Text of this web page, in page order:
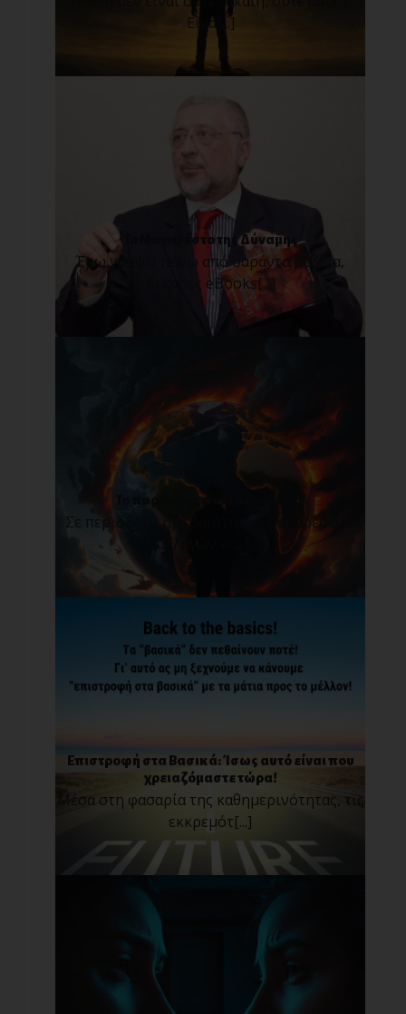
Είνα[...]
Το Μανιφέστο της Δύναμης
Έχω γράψει πάνω από σαράντα βιβλία,
δεκάδες eBooks[...]
Το παρόν δεν είναι παντοτινό!
Σε περιόδους αβεβαιότητας, δυσάρεστων
Επιστροφή στα Βασικά: Ίσως αυτό είναι που
χρειαζόμαστε τώρα!
Μέσα στη φασαρία της καθημερινότητας, τις
εκκρεμότ[...]